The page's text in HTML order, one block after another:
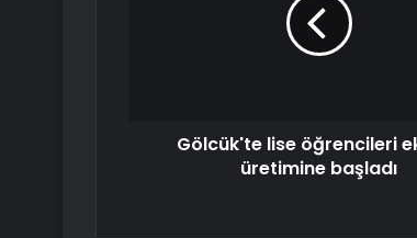
Gölcük'te lise öğrencileri
üretimine başladı